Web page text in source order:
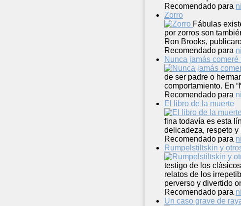
Recomendado para
Zorro
Fábulas
por zorros son
Ron Brooks,
Recomendado para
Nunca jamás comeré
de ser padre o
comportamiento. En
Recomendado para
El libro de la muerte
fina todavía es esta
delicadeza, respeto
Recomendado para
Rumpelstiltskin y
testigo de los
relatos de los
perverso y divertido
Recomendado para
Un caso grave de